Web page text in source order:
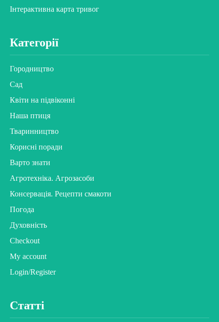
Інтерактивна карта тривог
Категорії
Городництво
Сад
Квіти на підвіконні
Наша птиця
Тваринництво
Корисні поради
Варто знати
Агротехніка. Агрозасоби
Консервація. Рецепти смакоти
Погода
Духовність
Checkout
My account
Login/Register
Статті